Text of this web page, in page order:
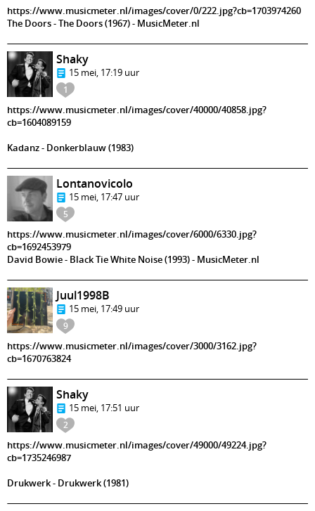
https://www.musicmeter.nl/images/cover/0/222.jpg?cb=1703974260
The Doors - The Doors (1967) - MusicMeter.nl
1
Shaky
15 mei, 17:19 uur
https://www.musicmeter.nl/images/cover/40000/40858.jpg?
cb=1604089159
Kadanz - Donkerblauw (1983)
5
Lontanovicolo
15 mei, 17:47 uur
https://www.musicmeter.nl/images/cover/6000/6330.jpg?
cb=1692453979
David Bowie - Black Tie White Noise (1993) - MusicMeter.nl
9
Juul1998B
15 mei, 17:49 uur
https://www.musicmeter.nl/images/cover/3000/3162.jpg?
cb=1670763824
2
Shaky
15 mei, 17:51 uur
https://www.musicmeter.nl/images/cover/49000/49224.jpg?
cb=1735246987
Drukwerk - Drukwerk (1981)